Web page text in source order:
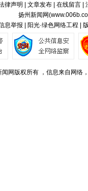
律声明 文章发布| 在线留言|
扬州新闻网(
息举报 | 阳光·绿色网络工程 |
闻网版权所有 ，信息来自网络